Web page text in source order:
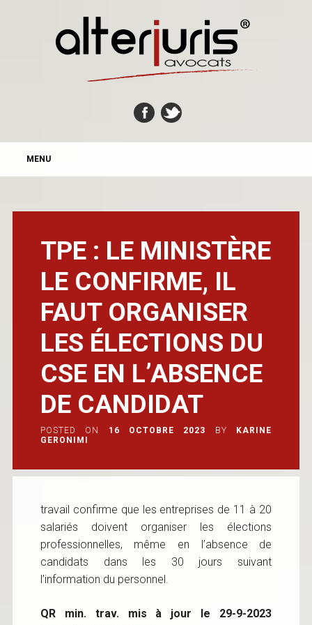
MAIN MENU
MENU
TPE : LE MINISTÈRE
LE CONFIRME, IL
FAUT ORGANISER
LES ÉLECTIONS DU
CSE EN L’ABSENCE
DE CANDIDAT
POSTED ON 16 OCTOBRE 2023 BY
KARINE
GERONIMI
travail confirme que les entreprises de 11 à 20
salariés doivent organiser les élections
professionnelles, même en l’absence de
candidats dans les 30 jours suivant
l’information du personnel.
QR min. trav. mis à jour le 29-9-2023